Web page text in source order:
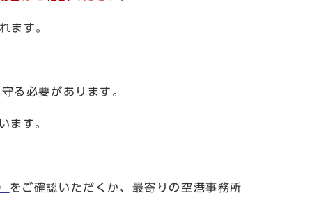
ます。
る必要があります。
ます。
をご確認いただくか、最寄りの空港事務所